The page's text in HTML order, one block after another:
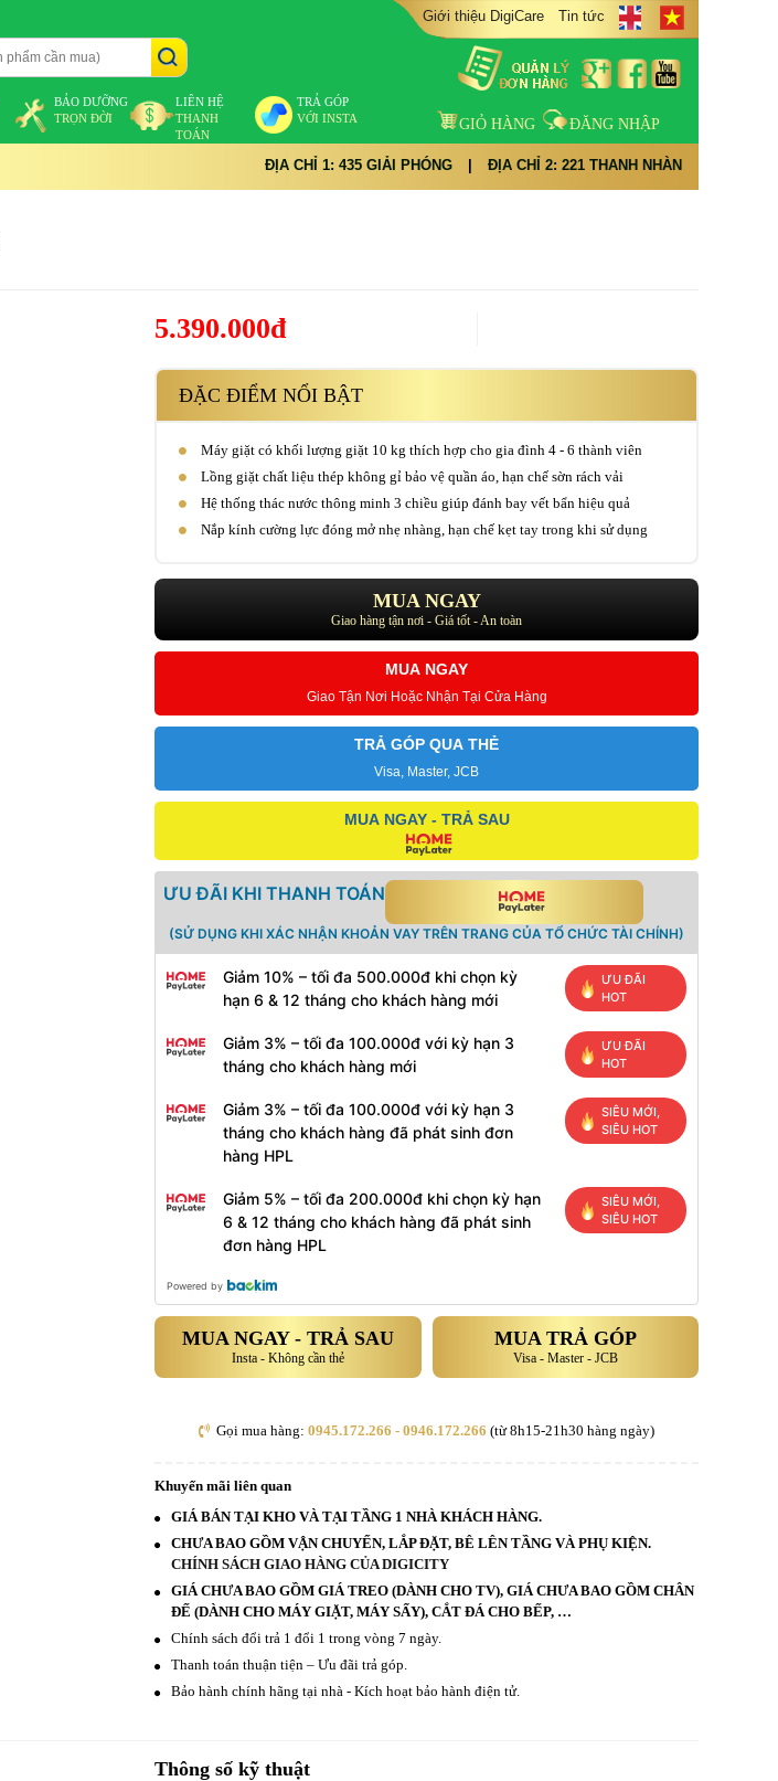
BẢO DƯỠNG
TRỌN ĐỜI
LIÊN HỆ
THANH
TOÁN
TRẢ GÓP
VỚI INSTA
Giới thiệu DigiCare Tin tức
GIỎ HÀNG ĐĂNG NHẬP
ĐỊA CHỈ 1: 435 GIẢI PHÓNG ĐỊA CHỈ 2: 221 THANH NHÀN
5.390.000đ
ĐẶC ĐIỂM NỔI BẬT
Máy giặt có khối lượng giặt 10 kg thích hợp cho gia đình 4 - 6 thành viên
Lồng giặt chất liệu thép không gỉ bảo vệ quần áo, hạn chế sờn rách vải
Hệ thống thác nước thông minh 3 chiều giúp đánh bay vết bẩn hiệu quả
Nắp kính cường lực đóng mở nhẹ nhàng, hạn chế kẹt tay trong khi sử dụng
MUA NGAY
Giao hàng tận nơi - Giá tốt - An toàn
MUA NGAY
Giao Tận Nơi Hoặc Nhận Tại Cửa Hàng
TRẢ GÓP QUA THẺ
Visa, Master, JCB
MUA NGAY - TRẢ SAU
ƯU ĐÃI KHI THANH TOÁN
(SỬ DỤNG KHI XÁC NHẬN KHOẢN VAY TRÊN TRANG CỦA TỔ CHỨC TÀI CHÍNH)
Giảm 10% – tối đa 500.000đ khi chọn kỳ
hạn 6 & 12 tháng cho khách hàng mới
ƯU ĐÃI
HOT
Giảm 3% – tối đa 100.000đ với kỳ hạn 3
tháng cho khách hàng mới
ƯU ĐÃI
HOT
Giảm 3% – tối đa 100.000đ với kỳ hạn 3
tháng cho khách hàng đã phát sinh đơn
hàng HPL
SIÊU MỚI,
SIÊU HOT
Giảm 5% – tối đa 200.000đ khi chọn kỳ hạn
6 & 12 tháng cho khách hàng đã phát sinh
đơn hàng HPL
SIÊU MỚI,
SIÊU HOT
Powered by
MUA NGAY - TRẢ SAU
Insta - Không cần thẻ
MUA TRẢ GÓP
Visa - Master - JCB
Gọi mua hàng: 0945.172.266 - 0946.172.266 (từ 8h15-21h30 hàng ngày)
Khuyến mãi liên quan
GIÁ BÁN TẠI KHO VÀ TẠI TẦNG 1 NHÀ KHÁCH HÀNG.
CHƯA BAO GỒM VẬN CHUYỂN, LẮP ĐẶT, BÊ LÊN TẦNG VÀ PHỤ KIỆN.
CHÍNH SÁCH GIAO HÀNG CỦA DIGICITY
GIÁ CHƯA BAO GỒM GIÁ TREO (DÀNH CHO TV), GIÁ CHƯA BAO GỒM CHÂN
ĐẾ (DÀNH CHO MÁY GIẶT, MÁY SẤY), CẮT ĐÁ CHO BẾP, …
Chính sách đổi trả 1 đổi 1 trong vòng 7 ngày.
Thanh toán thuận tiện – Ưu đãi trả góp.
Bảo hành chính hãng tại nhà - Kích hoạt bảo hành điện tử.
Thông số kỹ thuật